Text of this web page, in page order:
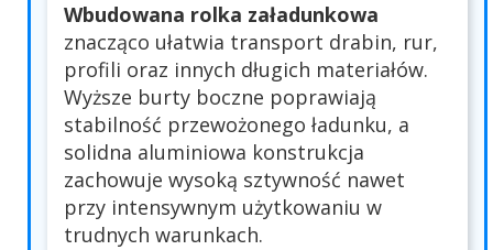
Wbudowana rolka załadunkowa
znacząco ułatwia transport drabin, rur,
profili oraz innych długich materiałów.
Wyższe burty boczne poprawiają
stabilność przewożonego ładunku, a
solidna aluminiowa konstrukcja
zachowuje wysoką sztywność nawet
przy intensywnym użytkowaniu w
trudnych warunkach.